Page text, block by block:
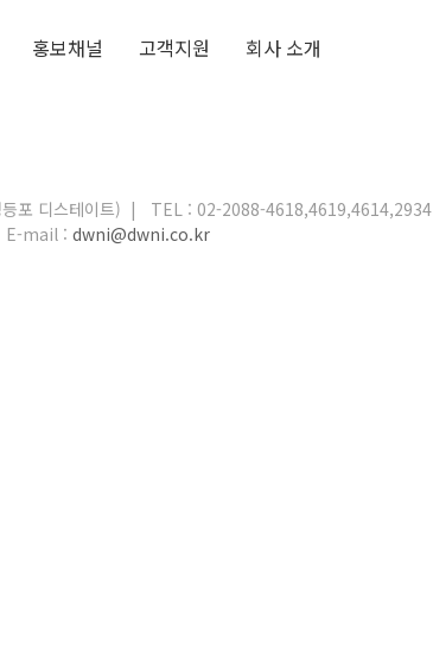
홍보채널 고객지원 회사 소개
포 디스테이트) | TEL : 02-2088-4618,4619,4614,2934
E-mail : dwni@dwni.co.kr